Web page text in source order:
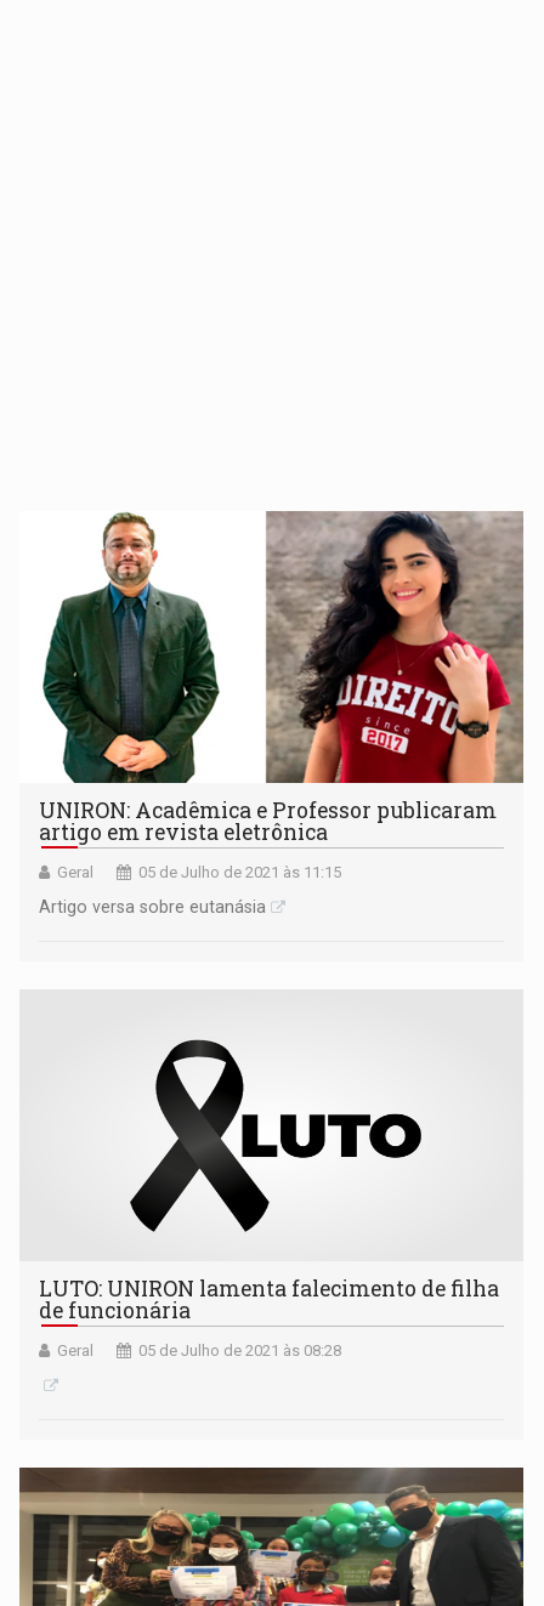
UNIRON: Acadêmica e Professor publicaram
artigo em revista eletrônica
Geral 05 de Julho de 2021 às 11:15
Artigo versa sobre eutanásia
LUTO: UNIRON lamenta falecimento de filha
de funcionária
Geral 05 de Julho de 2021 às 08:28